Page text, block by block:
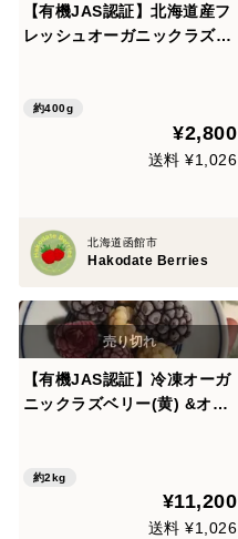
【有機JAS認証】北海道産フ
レッシュオーガニックラズベ
約400g
¥2,800
送料 ¥1,026
北海道函館市
Hakodate Berries
【有機JAS認証】冷凍オーガ
ニックラズベリー(黄) &オー
約2kg
¥11,200
送料 ¥1,026